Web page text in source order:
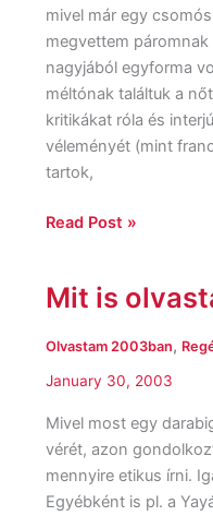
mivel már egy
megvettem
nagyjából egyforma
méltónak találtuk a
kritikákat róla és
véleményét (mint
tartok,
Read Post »
Mit is
Olvastam 2003ban,
January 30, 2003
Mivel most egy
vérét, azon
mennyire etikus írni.
Egyébként is pl. a
Mit
olvastam?